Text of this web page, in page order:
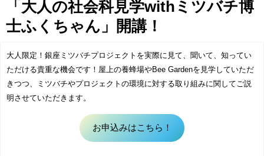
「大人の社会科見学withミツバチ博
士ふくちゃん」開講！
大人限定！銀座ミツバチプロジェクトを実際に見て、聞いて、知ってい
ただける貴重な機会です！屋上の養蜂場やBee Gardenを見学していただ
きつつ、ミツバチやプロジェクトの環境に対する取り組みに関してご説
明させていただきます。
お申込みはこちら！
みつばち博士ふくちゃん
note